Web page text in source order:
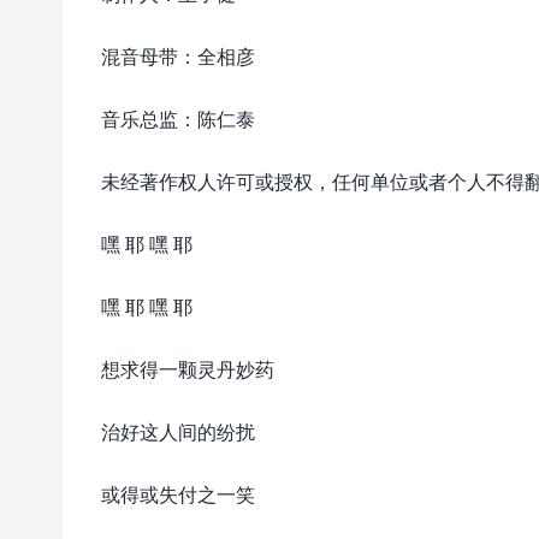
混音母带：全相彦
音乐总监：陈仁泰
未经著作权人许可或授权，任何单位或者个人不得
嘿 耶 嘿 耶
嘿 耶 嘿 耶
想求得一颗灵丹妙药
治好这人间的纷扰
或得或失付之一笑